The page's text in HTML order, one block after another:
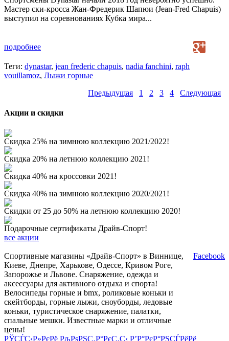
Мастер ски-кросса Жан-Фредерик Шапюи (Jean-Fred Chapuis)
выступил на соревнованиях Кубка мира...
подробнее
Теги: dynastar, jean frederic chapuis, nadia fanchini, raph
vouillamoz, Лыжи горные
Предыдущая
1 2 3 4 Следующая
Акции и скидки
Скидка 25% на зимнюю коллекцию 2021/2022!
Скидка 20% на летнюю коллекцию 2021!
Скидка 40% на кроссовки 2021!
Скидка 40% на зимнюю коллекцию 2020/2021!
Скидки от 25 до 50% на летнюю коллекцию 2020!
Подарочные сертификаты Драйв-Спорт!
все акции
Спортивные магазины «Драйв-Спорт» в Виннице,
Киеве, Днепре, Харькове, Одессе, Кривом Роге,
Запорожье и Львове. Снаряжение, одежда и
аксессуары для активного отдыха и спорта!
Велосипеды горные и bmx, роликовые коньки и
скейтборды, горные лыжи, сноуборды, ледовые
коньки, туристическое снаряжение, палатки,
спальные мешки. Известные марки и отличные
цены!
Facebook
РЎСЃС‹Р»РєРё РљРѕРЅС‚Р°РєС‚С‹ Р’Р°РєР°РЅСЃРёРё